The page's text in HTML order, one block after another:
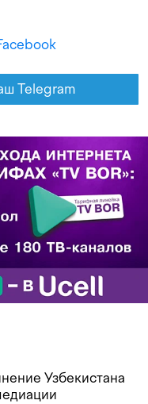
Telegram
Узбекистана